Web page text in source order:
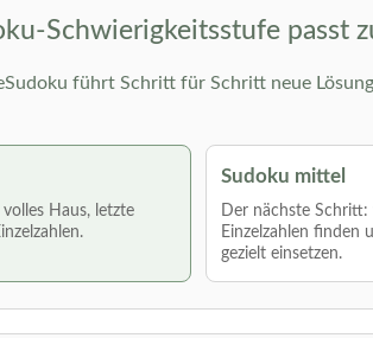
Schwierigkeitsstufe passt
führt Schritt für Schritt neue
Haus, letzte
Sudoku mittel
Der nächste Schritt:
Einzelzahlen finden
gezielt einsetzen.